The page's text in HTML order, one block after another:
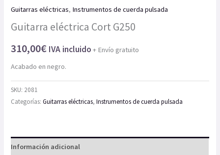
Guitarras eléctricas, Instrumentos de cuerda pulsada
Guitarra eléctrica Cort G250
310,00€ IVA incluido + Envío gratuito
Acabado en negro.
SKU: 2081
Categorías:Guitarras eléctricas,Instrumentos de cuerda pulsada
Información adicional